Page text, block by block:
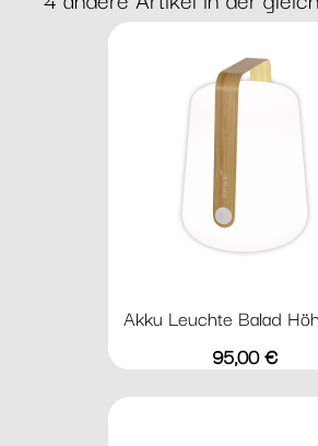
Akku Leuchte Balad
Preis
95,00 €